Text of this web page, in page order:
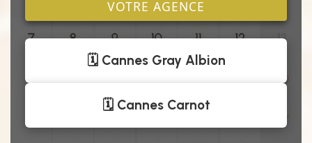
VOTRE AGENCE
🗓️ Cannes Gray Albion
🗓️ Cannes Carnot